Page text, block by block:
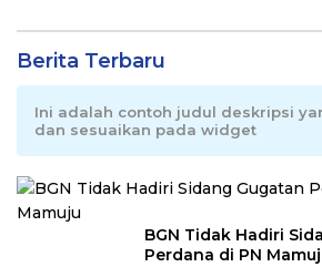
Berita Terbaru
Ini adalah contoh judul deskripsi
dan sesuaikan pada widget
BGN Tidak Hadiri
Perdana di PN